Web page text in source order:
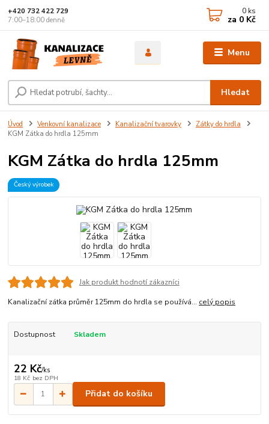
Menu
Hledat
+420 732 422 729
7:00–18:00 denně
0 ks
za 0 Kč
Úvod Venkovní kanalizace Kanalizační tvarovky
Zátky do hrdla
KGM Zátka do hrdla 125mm
KGM Zátka do hrdla 125mm
Český výrobek
Jak produkt hodnotí zákazníci
Kanalizační zátka průměr 125mm do hrdla se používá... celý popis
Dostupnost Skladem
22 Kč/ks
18 Kč bez DPH
Přidat do košíku